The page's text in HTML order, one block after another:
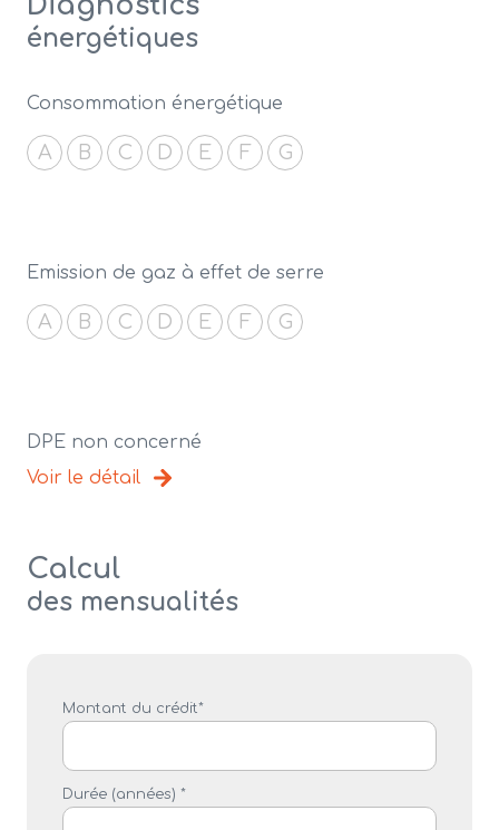
énergétiques
Consommation énergétique
A B C D E F G
Emission de gaz à effet de serre
A B C D E F G
DPE non concerné
Voir le détail
Calcul
des mensualités
Montant du crédit*
Durée (années) *